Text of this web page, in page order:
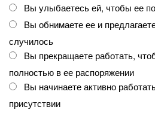
Вы улыбаетесь ей, чтобы ее
Вы обнимаете ее и
случилось
Вы прекращаете работать,
полностью в ее распоряжении
Вы начинаете активно
присутствии